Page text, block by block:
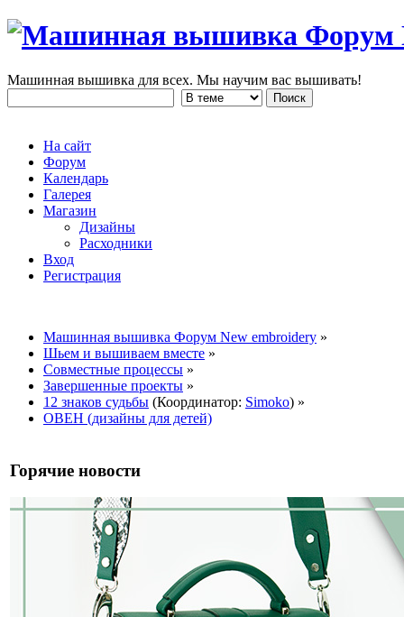
Машинная вышивка для всех. Мы научим вас вышивать!
На сайт
Форум
Календарь
Галерея
Магазин
Дизайны
Расходники
Вход
Регистрация
Машинная вышивка Форум New embroidery »
Шьем и вышиваем вместе »
Совместные процессы »
Завершенные проекты »
12 знаков судьбы (Координатор: Simoko) »
ОВЕН (дизайны для детей)
Горячие новости